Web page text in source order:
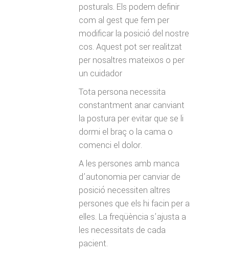
posturals. Els podem definir
com al gest que fem per
modificar la posició del nostre
cos. Aquest pot ser realitzat
per nosaltres mateixos o per
un cuidador
Tota persona necessita
constantment anar canviant
la postura per evitar que se li
dormi el braç o la cama o
comenci el dolor.
A les persones amb manca
d’autonomia per canviar de
posició necessiten altres
persones que els hi facin per a
elles. La freqüència s’ajusta a
les necessitats de cada
pacient.